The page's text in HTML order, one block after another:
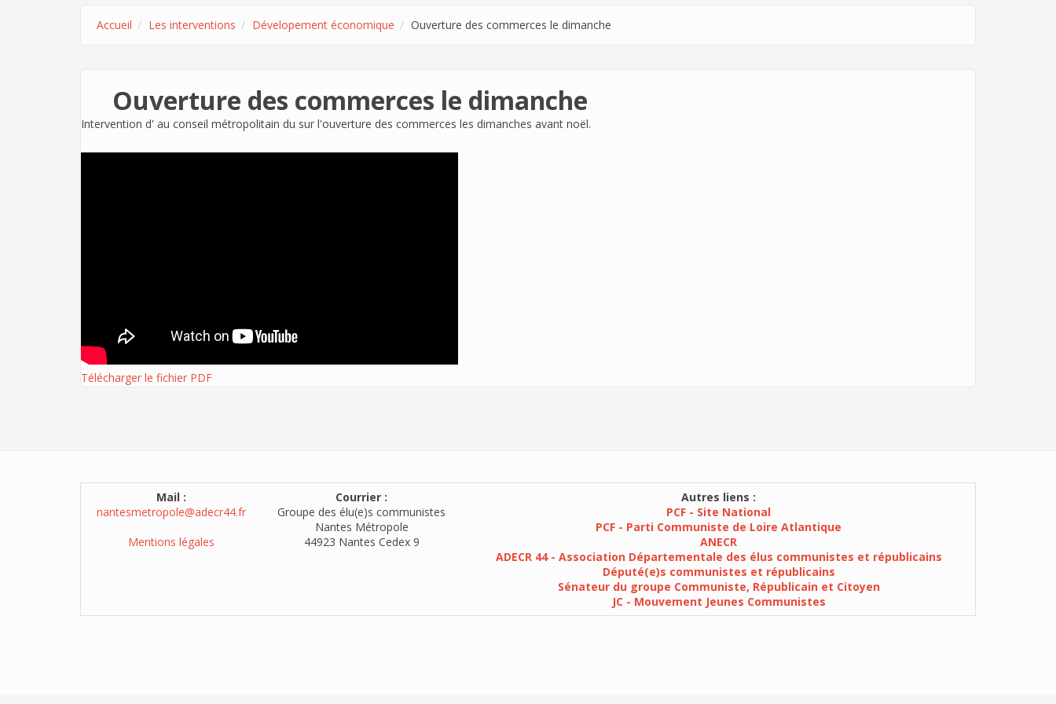
Accueil Les interventions Dévelopement économique Ouverture des commerces le dimanche
Ouverture des commerces le dimanche
Intervention d' au conseil métropolitain du sur l'ouverture des commerces les dimanches avant noël.
Télécharger le fichier PDF
Mail :
nantesmetropole@adecr44.fr
Mentions légales
Courrier :
Groupe des élu(e)s communistes
Nantes Métropole
44923 Nantes Cedex 9
Autres liens :
PCF - Site National
PCF - Parti Communiste de Loire Atlantique
ANECR
ADECR 44 - Association Départementale des élus communistes et républicains
Député(e)s communistes et républicains
Sénateur du groupe Communiste, Républicain et Citoyen
JC - Mouvement Jeunes Communistes